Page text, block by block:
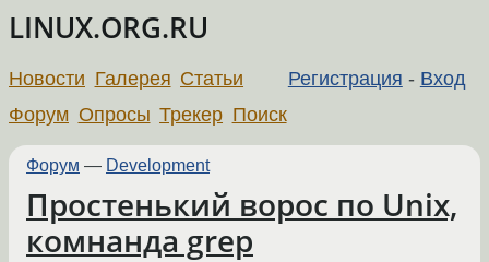
LINUX.ORG.RU
Регистрация - Вход
Новости Галерея Статьи
Форум Опросы Трекер Поиск
Форум — Development
Простенький ворос по Unix,
комнанда grep